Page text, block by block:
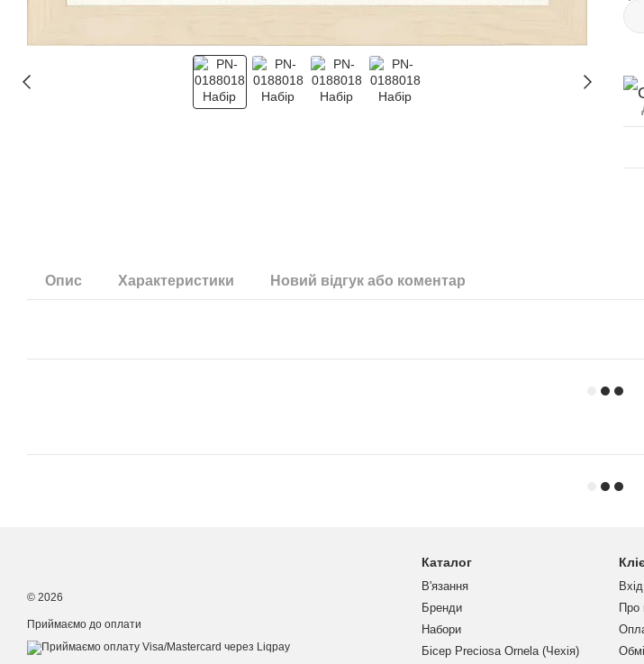
Опис Характеристики Новий відгук або коментар
© 2026
Приймаємо до оплати
Каталог
В'язання
Бренди
Набори
Бісер Preciosa Ornela (Чехія)
Про